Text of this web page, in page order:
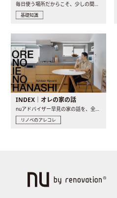
毎日使う場所だからこそ、少しの間取りの工夫や素材の選び方で..
基礎知識
INDEX｜オレの家の話
リノベのアレコレ